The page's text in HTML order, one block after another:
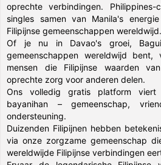
oprechte verbindingen. Philippines-
singles samen van Manila's
Filipijnse gemeenschappen wereldwijd.
Of je nu in Davao's groei,
gemeenschappen wereldwijd bent,
mensen die Filipijnse waarden
oprechte zorg voor anderen delen.
Ons volledig gratis platform
bayanihan – gemeenschap,
ondersteuning.
Duizenden Filipijnen hebben
via onze zorgzame gemeenschap
wereldwijde Filipijnse verbindingen